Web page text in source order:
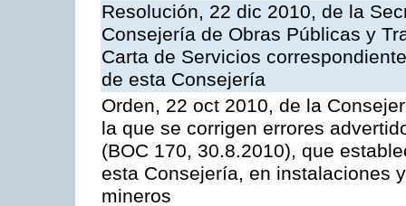
Resolución, 22 dic 2010, de la
Consejería de Obras Públicas y
Carta de Servicios
de esta Consejería
Orden, 22 oct 2010, de la
la que se corrigen errores
(BOC 170, 30.8.2010), que
esta Consejería, en instalaciones
mineros